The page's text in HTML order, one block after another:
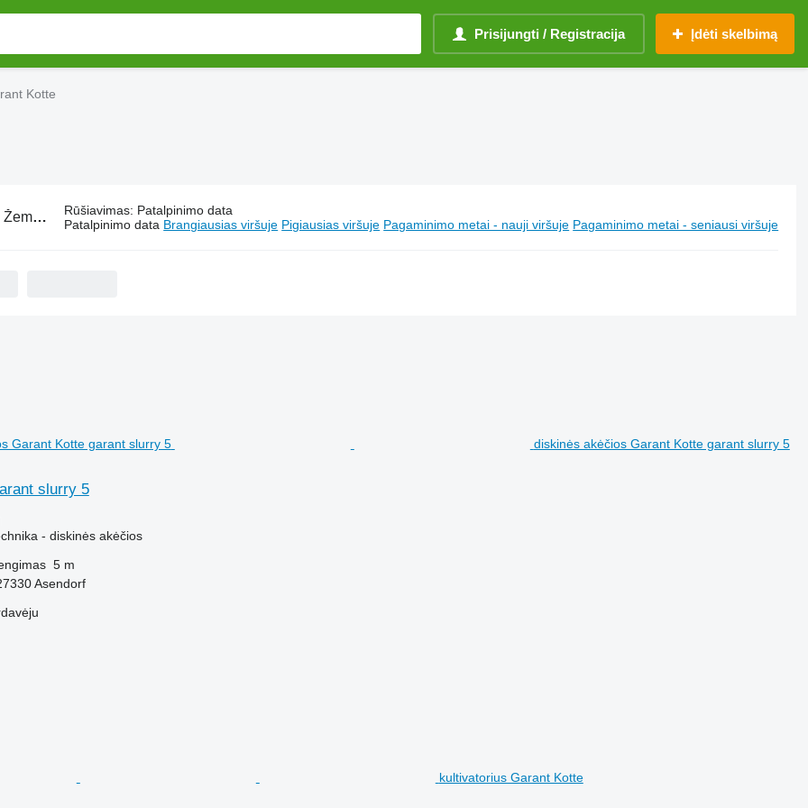
Prisijungti / Registracija Įdėti skelbimą
Kotte
Žemės dirbimo technika Garant Kotte Rūšiavimas: Patalpinimo data
Patalpinimo data Brangiausias viršuje Pigiausias viršuje Pagaminimo metai - nauji viršuje Pagaminimo metai - seniausi viršuje
diskinės akėčios Garant Kotte garant slurry 5
slurry 5
- diskinės akėčios
5 m
Asendorf
kultivatorius Garant Kotte